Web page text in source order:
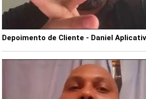
Depoimento de Cliente - Daniel